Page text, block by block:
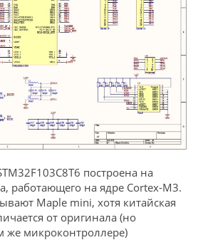
построена на
работающего на ядре Cortex-M3.
Maple mini, хотя китайская
от оригинала (но
же микроконтроллере)